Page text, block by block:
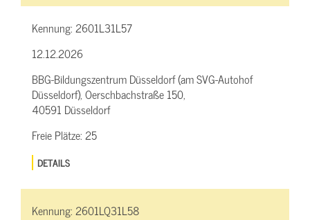
Kennung:2601L31L57
12.12.2026
BBG-Bildungszentrum Düsseldorf (am SVG-Autohof
Düsseldorf), Oerschbachstraße 150,
40591 Düsseldorf
Freie Plätze:25
DETAILS
Kennung:2601LQ31L58